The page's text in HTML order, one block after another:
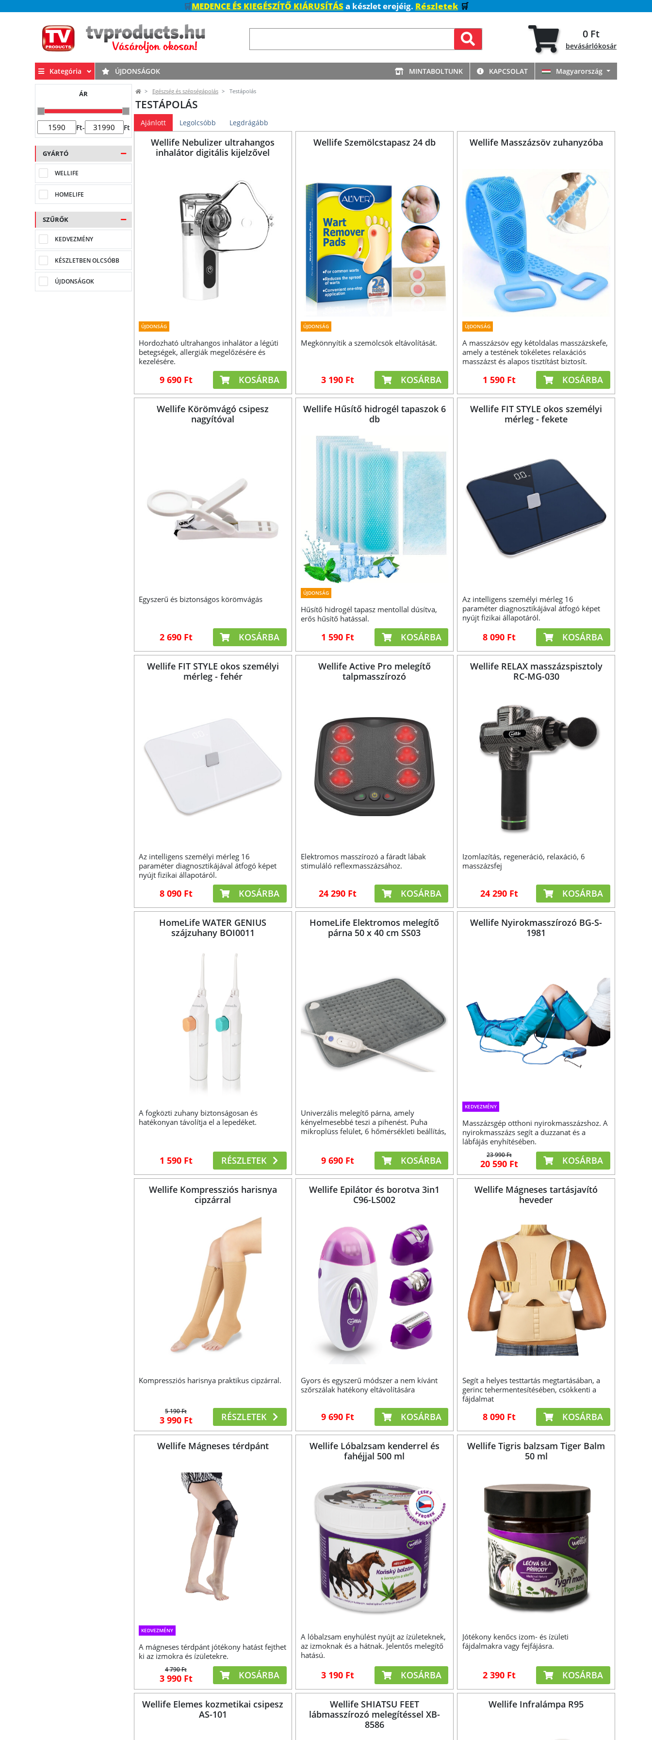
🛒MEDENCE ÉS KIEGÉSZÍTŐ KIÁRUSÍTÁSa készlet erejéig. Részletek 🛒
0 Ft
bevásárlókosár
Kategória ÚJDONSÁGOK MINTABOLTUNK KAPCSOLAT Magyarország
ÁR
Ft- Ft
GYÁRTÓ
WELLIFE
HOMELIFE
SZŰRŐK
KEDVEZMÉNY
KÉSZLETBEN OLCSÓBB
ÚJDONSÁGOK
Egészség és szépségápolás Testápolás
TESTÁPOLÁS
Ajánlott Legolcsóbb Legdrágább
Wellife Nebulizer ultrahangos
inhalátor digitális kijelzővel
ÚJDONSÁG
Hordozható ultrahangos inhalátor a légúti
betegségek, allergiák megelőzésére és
kezelésére.
9 690 Ft KOSÁRBA
Wellife Szemölcstapasz 24 db
ÚJDONSÁG
Megkönnyítik a szemölcsök eltávolítását.
3 190 Ft KOSÁRBA
Wellife Masszázsöv zuhanyzóba
ÚJDONSÁG
A masszázsöv egy kétoldalas masszázskefe,
amely a testének tökéletes relaxációs
masszázst és alapos tisztítást biztosít.
1 590 Ft KOSÁRBA
Wellife Körömvágó csipesz
nagyítóval
Egyszerű és biztonságos körömvágás
2 690 Ft KOSÁRBA
Wellife Hűsítő hidrogél tapaszok 6
db
ÚJDONSÁG
Hűsítő hidrogél tapasz mentollal dúsítva,
erős hűsítő hatással.
1 590 Ft KOSÁRBA
Wellife FIT STYLE okos személyi
mérleg - fekete
Az intelligens személyi mérleg 16
paraméter diagnosztikájával átfogó képet
nyújt fizikai állapotáról.
8 090 Ft KOSÁRBA
Wellife FIT STYLE okos személyi
mérleg - fehér
Az intelligens személyi mérleg 16
paraméter diagnosztikájával átfogó képet
nyújt fizikai állapotáról.
8 090 Ft KOSÁRBA
Wellife Active Pro melegítő
talpmasszírozó
Elektromos masszírozó a fáradt lábak
stimuláló reflexmasszázsához.
24 290 Ft KOSÁRBA
Wellife RELAX masszázspisztoly
RC-MG-030
Izomlazítás, regeneráció, relaxáció, 6
masszázsfej
24 290 Ft KOSÁRBA
HomeLife WATER GENIUS
szájzuhany BOI0011
A fogközti zuhany biztonságosan és
hatékonyan távolítja el a lepedéket.
1 590 Ft RÉSZLETEK
HomeLife Elektromos melegítő
párna 50 x 40 cm SS03
Univerzális melegítő párna, amely
kényelmesebbé teszi a pihenést. Puha
mikroplüss felület, 6 hőmérsékleti beállítás,
9 690 Ft KOSÁRBA
Wellife Nyirokmasszírozó BG-S-
1981
KEDVEZMÉNY
Masszázsgép otthoni nyirokmasszázshoz. A
nyirokmasszázs segít a duzzanat és a
lábfájás enyhítésében.
23 990 Ft
20 590 Ft KOSÁRBA
Wellife Kompressziós harisnya
cipzárral
Kompressziós harisnya praktikus cipzárral.
5 190 Ft
3 990 Ft RÉSZLETEK
Wellife Epilátor és borotva 3in1
C96-LS002
Gyors és egyszerű módszer a nem kívánt
szőrszálak hatékony eltávolítására
9 690 Ft KOSÁRBA
Wellife Mágneses tartásjavító
heveder
Segít a helyes testtartás megtartásában, a
gerinc tehermentesítésében, csökkenti a
fájdalmat
8 090 Ft KOSÁRBA
Wellife Mágneses térdpánt
KEDVEZMÉNY
A mágneses térdpánt jótékony hatást fejthet
ki az izmokra és ízületekre.
4 790 Ft
3 990 Ft KOSÁRBA
Wellife Lóbalzsam kenderrel és
fahéjjal 500 ml
A lóbalzsam enyhülést nyújt az ízületeknek,
az izmoknak és a hátnak. Jelentős melegítő
hatású.
3 190 Ft KOSÁRBA
Wellife Tigris balzsam Tiger Balm
50 ml
Jótékony kenőcs izom- és ízületi
fájdalmakra vagy fejfájásra.
2 390 Ft KOSÁRBA
Wellife Elemes kozmetikai csipesz
AS-101
Wellife SHIATSU FEET
lábmasszírozó melegítéssel XB-
8586
Wellife Infralámpa R95